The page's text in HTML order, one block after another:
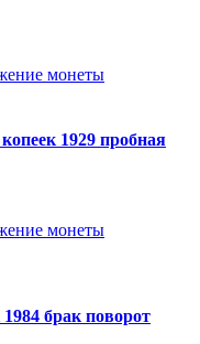
1929 пробная
1984 брак поворот